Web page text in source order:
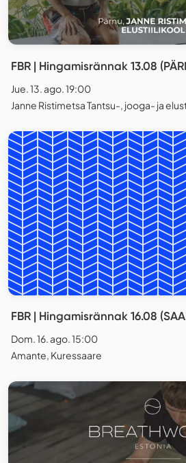
FBR | Hingamisrännak 13.08
Jue. 13. ago. 19:00
Janne Ristimetsa Tantsu-, jooga- ja
FBR | Hingamisrännak 16.08
Dom. 16. ago. 15:00
Amante, Kuressaare